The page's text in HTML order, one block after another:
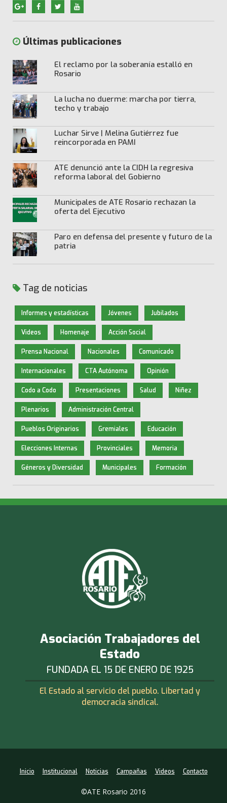
Últimas publicaciones
El reclamo por la soberanía estalló en
Rosario
La lucha no duerme: marcha por tierra,
techo y trabajo
Luchar Sirve | Melina Gutiérrez fue
reincorporada en PAMI
ATE denunció ante la CIDH la regresiva
reforma laboral del Gobierno
Municipales de ATE Rosario rechazan la
oferta del Ejecutivo
Paro en defensa del presente y futuro de la
patria
Tag de noticias
Informes y estadísticas Jóvenes Jubilados
Videos Homenaje Acción Social
Prensa Nacional Nacionales Comunicado
Internacionales CTA Autónoma Opinión
Codo a Codo Presentaciones Salud Niñez
Plenarios Administración Central
Pueblos Originarios Gremiales Educación
Elecciones Internas Provinciales Memoria
Géneros y Diversidad Municipales Formación
Asociación Trabajadores del
Estado
FUNDADA EL 15 DE ENERO DE 1925
El Estado al servicio del pueblo. Libertad y
democracia sindical.
Inicio Institucional Noticias Campañas Videos Contacto
©ATE Rosario 2016